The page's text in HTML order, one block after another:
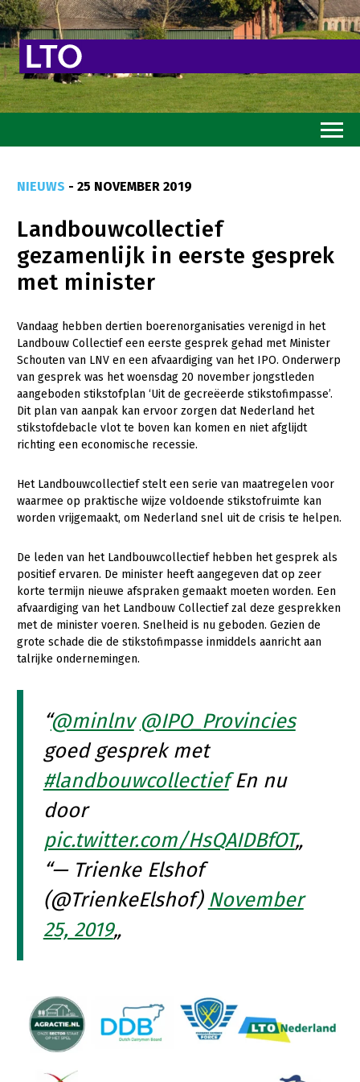
Goed eten
Mooi groen
Sterk ondernemerschap
Transitiepaden
Thema’s
Gezonde planten
Gezonde dieren
Natuur, klimaat en energie
Bodem en water
Platteland en omgeving
Internationaal
Sectoren
Dier
Biologische Landbouw
Kalverhouderij
Konijnenhouderij
Melkveehouderij
Paardenhouderij
Pluimveehouderij
Schapenhouderij
Varkenshouderij
Plant
Biologische Landbouw
Bollenteelt
Bomen, vaste planten en zomerbloemen
Fruitteelt
Glastuinbouw
Paddenstoelen
Vollegrondsgroente
Onderwerpen
Nieuws
NIEUWS - 25 NOVEMBER 2019
Landbouwcollectief
gezamenlijk in eerste gesprek
met minister
Vandaag hebben dertien boerenorganisaties verenigd in het
Landbouw Collectief een eerste gesprek gehad met Minister
Schouten van LNV en een afvaardiging van het IPO. Onderwerp
van gesprek was het woensdag 20 november jongstleden
aangeboden stikstofplan ‘Uit de gecreëerde stikstofimpasse’.
Dit plan van aanpak kan ervoor zorgen dat Nederland het
stikstofdebacle vlot te boven kan komen en niet afglijdt
richting een economische recessie.
Het Landbouwcollectief stelt een serie van maatregelen voor
waarmee op praktische wijze voldoende stikstofruimte kan
worden vrijgemaakt, om Nederland snel uit de crisis te helpen.
De leden van het Landbouwcollectief hebben het gesprek als
positief ervaren. De minister heeft aangegeven dat op zeer
korte termijn nieuwe afspraken gemaakt moeten worden. Een
afvaardiging van het Landbouw Collectief zal deze gesprekken
met de minister voeren. Snelheid is nu geboden. Gezien de
grote schade die de stikstofimpasse inmiddels aanricht aan
talrijke ondernemingen.
@minlnv @IPO_Provincies
goed gesprek met
#landbouwcollectiefEn nu
door
pic.twitter.com/HsQAIDBfOT
— Trienke Elshof
(@TrienkeElshof) November
25, 2019